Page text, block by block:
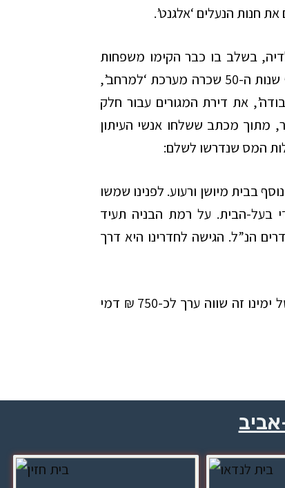
בשלב בו כבר הקימו משפחות
משל עצמם ועברו להתגורר במקומות אחרים. בסוף שנות ה-50 שכרה מערכת ‘למרחב’,
את דירת המגורים עבור חלק
מתוך מכתב ששלחו אנשי העיתון
המס שנדרשו לשלם:
בבית מיושן ורעוע. לפנינו שמשו
בעל-הבית. על רמת הבניה תעיד
הנ”ל. הגישה לחדרינו היא דרך
אגב, שכר הדירה היה 20 לירות לחודש. בערכים של ימינו זה שווה ערך לכ-750 ₪ דמי